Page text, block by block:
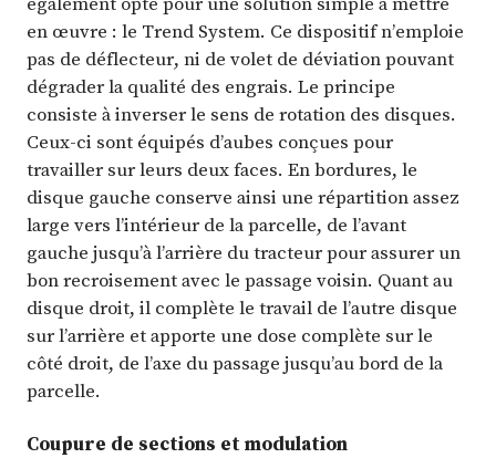
en œuvre : le Trend System. Ce dispositif n’emploie
pas de déflecteur, ni de volet de déviation pouvant
dégrader la qualité des engrais. Le principe
consiste à inverser le sens de rotation des disques.
Ceux-ci sont équipés d’aubes conçues pour
travailler sur leurs deux faces. En bordures, le
disque gauche conserve ainsi une répartition assez
large vers l’intérieur de la parcelle, de l’avant
gauche jusqu’à l’arrière du tracteur pour assurer un
bon recroisement avec le passage voisin. Quant au
disque droit, il complète le travail de l’autre disque
sur l’arrière et apporte une dose complète sur le
côté droit, de l’axe du passage jusqu’au bord de la
parcelle.
Coupure de sections et modulation